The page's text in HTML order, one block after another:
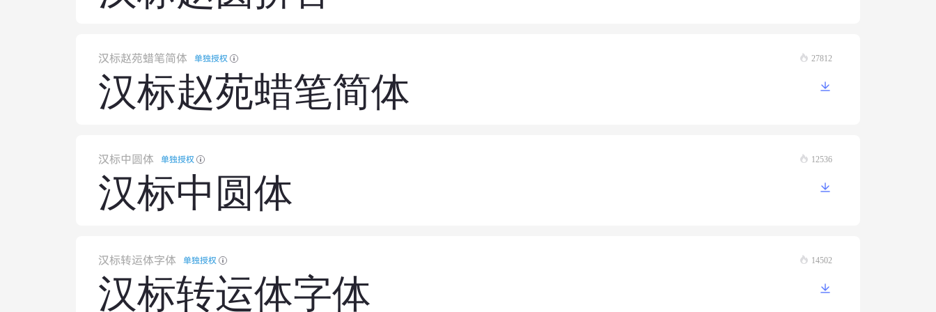
汉标赵苑蜡笔简体 单独授权
汉标赵苑蜡笔简体
27812
汉标中圆体 单独授权
汉标中圆体
12536
汉标转运体字体 单独授权
汉标转运体字体
14502